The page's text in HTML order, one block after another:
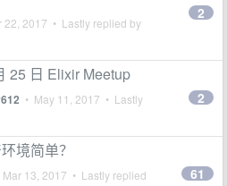
22, 2017 • Lastly replied by
2
25 日 Elixir Meetup
• May 11, 2017 • Lastly
2
境简单？
Mar 13, 2017 • Lastly replied
61